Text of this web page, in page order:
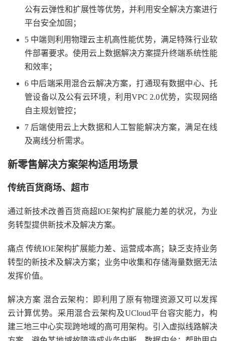
公有云弹性和扩展性等优势，并利用安全解决方案进行
平台安全加固；
5 中端则利用物理云主机高性能优势，满足特殊行业软
件部署要求。使用云上数据解决方案提升终端系统性能
和效率；
6 中后端采用混合云解决方案，打通现有数据中心、托
管设备以及公有云环境，利用VPC 2.0优势，实现网络
自主规划管控；
7 后端使用云上大数据和人工智能解决方案，满足在线
及离线分析需求。
新零售解决方案架构适用场景
传统百货商场、超市
通过新技术改善百货商超IOE架构扩展能力差的状况，为业
务转型提供新技术及解决方案。
痛点 传统IOE架构扩展能力差、运营成本高；缺乏支持业务
转型的新技术及解决方案；业务中收集和存储海量数据无法
发挥价值。
解决方案 混合云架构：即利用了原有物理资源又可以发挥
云计算优势。采用混合云架构及UCloud平台容灾能力，构
建三地三中心实现跨地域的高可用架构。引入虚拟线路解决